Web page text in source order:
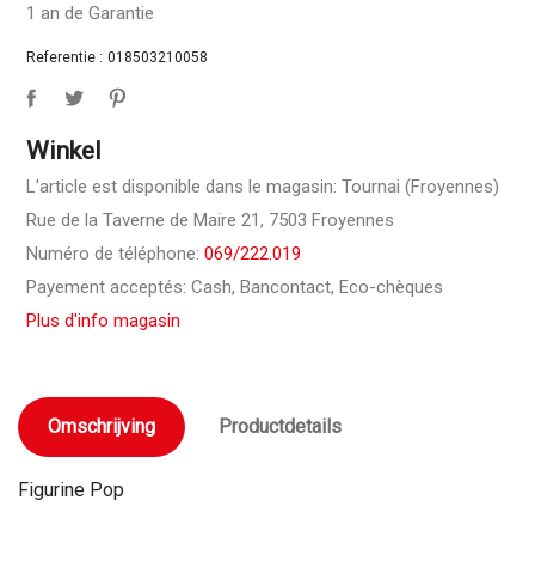
1 an de Garantie
Referentie : 018503210058
Winkel
L'article est disponible dans le magasin: Tournai (Froyennes)
Rue de la Taverne de Maire 21, 7503 Froyennes
Numéro de téléphone:069/222.019
Payement acceptés: Cash, Bancontact, Eco-chèques
Plus d'info magasin
Omschrijving Productdetails
Figurine Pop